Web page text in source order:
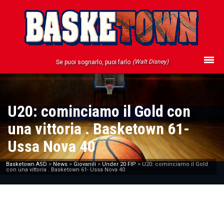
Se puoi sognarlo, puoi farlo (Walt Disney)
U20: cominciamo il Gold con
una vittoria . Basketown 61-
Ussa Nova 40
Basketown ASD > News > Giovanili > Under 20 FIP > U20: cominciamo il Gold
con una vittoria . Basketown 61- Ussa Nova 40